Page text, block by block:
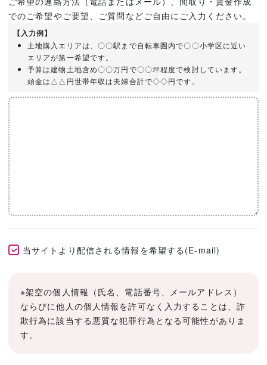
でのご希望やご要望、ご質問などご自由にご入力ください。
【入力例】
土地購入エリアは、〇〇駅まで自転車圏内で〇〇小学区に近い
エリアが第一希望です。
予算は建物土地含め〇〇万円で〇〇坪程度で検討しています。
頭金は△△円世帯年収は夫婦合計で◇◇円です。
当サイトより配信される情報を希望する(E-mail)
※架空の個人情報（氏名、電話番号、メールアドレス）
ならびに他人の個人情報を許可なく入力することは、詐
欺行為に該当する悪質な犯罪行為となる可能性がありま
す。